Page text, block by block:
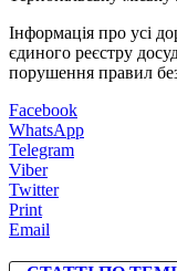
Інформація про усі
єдиного реєстру
порушення правил
Facebook
WhatsApp
Telegram
Viber
Twitter
Print
Email